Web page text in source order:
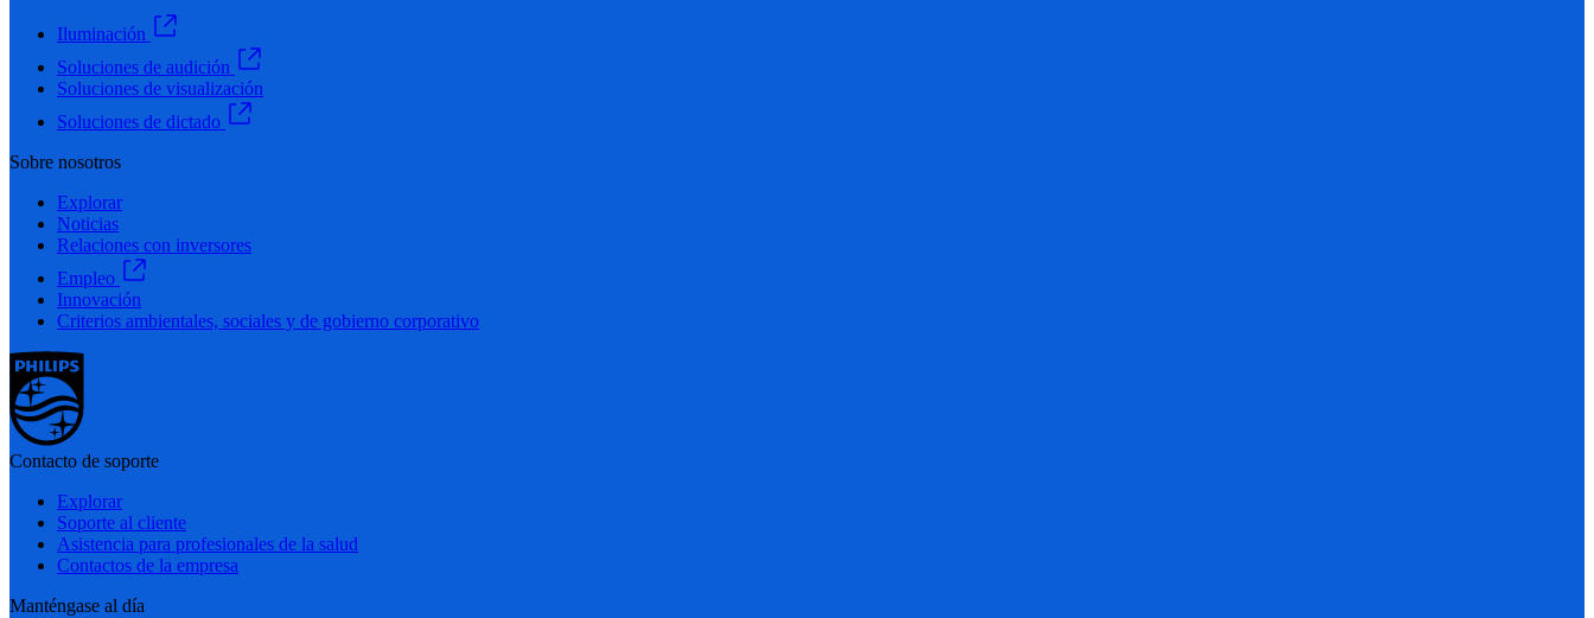
Iluminación
Soluciones de audición
Soluciones de visualización
Soluciones de dictado
Sobre nosotros
Explorar
Noticias
Relaciones con inversores
Empleo
Innovación
Criterios ambientales, sociales y de gobierno corporativo
Contacto de soporte
Explorar
Soporte al cliente
Asistencia para profesionales de la salud
Contactos de la empresa
Manténgase al día